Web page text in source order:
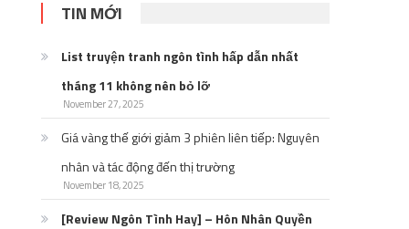
TIN MỚI
List truyện tranh ngôn tình hấp dẫn nhất
tháng 11 không nên bỏ lỡ
November 27, 2025
Giá vàng thế giới giảm 3 phiên liên tiếp: Nguyên
nhân và tác động đến thị trường
November 18, 2025
[Review Ngôn Tình Hay] – Hôn Nhân Quyền